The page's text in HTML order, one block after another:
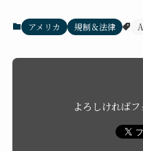
アメリカ 規制＆法律
よろしければフ